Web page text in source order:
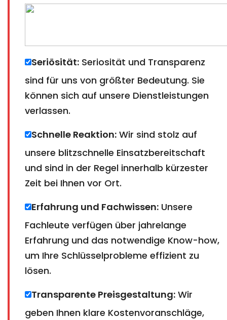
Seriösität: Seriosität und Transparenz
sind für uns von größter Bedeutung. Sie
können sich auf unsere Dienstleistungen
verlassen.
Schnelle Reaktion: Wir sind stolz auf
unsere blitzschnelle Einsatzbereitschaft
und sind in der Regel innerhalb kürzester
Zeit bei Ihnen vor Ort.
Erfahrung und Fachwissen: Unsere
Fachleute verfügen über jahrelange
Erfahrung und das notwendige Know-how,
um Ihre Schlüsselprobleme effizient zu
lösen.
Transparente Preisgestaltung: Wir
geben Ihnen klare Kostenvoranschläge,